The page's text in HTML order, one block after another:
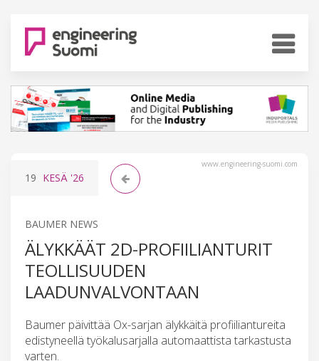
www.engineering-suomi.com
19 KESÄ '26
BAUMER NEWS
ÄLYKKÄÄT 2D-PROFIILIANTURIT
TEOLLISUUDEN
LAADUNVALVONTAAN
Baumer päivittää Ox-sarjan älykkäitä profiiliantureita
edistyneellä työkalusarjalla automaattista tarkastusta
varten.